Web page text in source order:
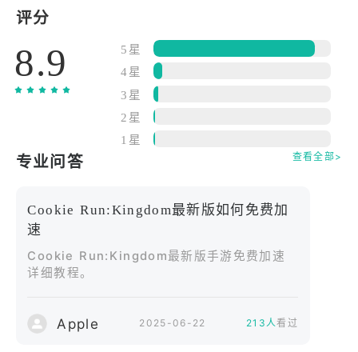
游戏提供实时PVP对战，玩家可以组建最强战队，与
全球对手一较高下。公平竞技环境，没有付费即可获
得优势，考验你的策略与操作。多样化的英雄姜饼人
角色各具特色，拥有独特技能和强大羁绊，合理搭配
团队阵容，才能在战斗中制胜。
除了刺激的战斗，游戏中还可以自由建造王国，打造
专属家园。丰富的建筑和装饰物品让你的王国独一无
来沉浸式体验。
Cookie Run: Kingdom最新版不断更新新内容，新英
雄和活动层出不穷，保持游戏活力与新鲜感。无论你
你的期待。立即加入这场甜蜜王国的冒险，成为顶尖
评分
8.9
5星
4星
3星
2星
1星
专业问答 查看全部>
Cookie Run:Kingdom最新版如何免费加
速
Cookie Run:Kingdom最新版手游免费加速
详细教程。
Apple 2025-06-22 213人看过